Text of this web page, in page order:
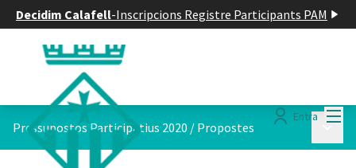
Decidim Calafell-Inscripcions Registre Participants PAM
Entra
Pressupostos Participatius 2020 / Propostes